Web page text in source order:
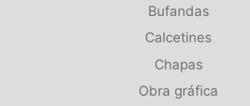
Bufandas
Calcetines
Chapas
Obra gráfica